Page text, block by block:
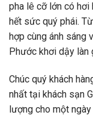
pha lê cỡ lớn có hơi
hết sức quý phái.
hợp cùng ánh sáng
Phước khơi dậy làn
Chúc quý khách
nhất tại khách sạn
lượng cho một